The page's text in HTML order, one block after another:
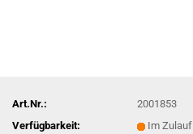
Art.Nr.:
2001853
Verfügbarkeit:
Im Zulauf